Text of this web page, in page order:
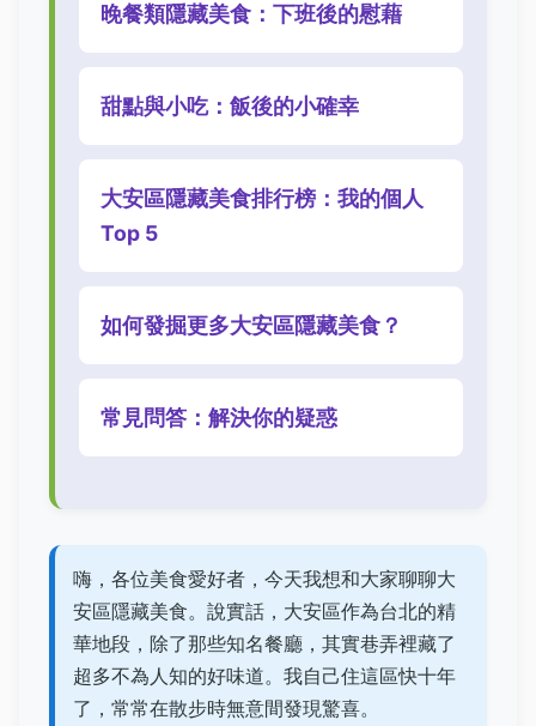
晚餐類隱藏美食：下班後的慰藉
甜點與小吃：飯後的小確幸
大安區隱藏美食排行榜：我的個人
Top 5
如何發掘更多大安區隱藏美食？
常見問答：解決你的疑惑
嗨，各位美食愛好者，今天我想和大家聊聊大
安區隱藏美食。說實話，大安區作為台北的精
華地段，除了那些知名餐廳，其實巷弄裡藏了
超多不為人知的好味道。我自己住這區快十年
了，常常在散步時無意間發現驚喜。